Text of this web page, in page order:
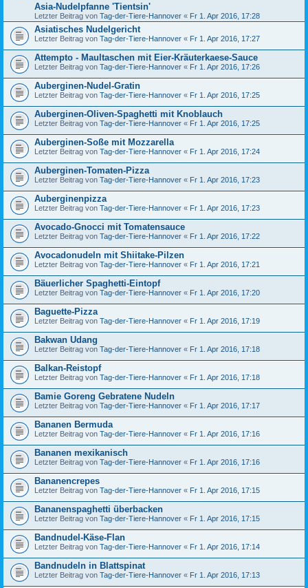
Asia-Nudelpfanne 'Tientsin'
Letzter Beitrag von Tag-der-Tiere-Hannover « Fr 1. Apr 2016, 17:28
Asiatisches Nudelgericht
Letzter Beitrag von Tag-der-Tiere-Hannover « Fr 1. Apr 2016, 17:27
Attempto - Maultaschen mit Eier-Kräuterkaese-Sauce
Letzter Beitrag von Tag-der-Tiere-Hannover « Fr 1. Apr 2016, 17:26
Auberginen-Nudel-Gratin
Letzter Beitrag von Tag-der-Tiere-Hannover « Fr 1. Apr 2016, 17:25
Auberginen-Oliven-Spaghetti mit Knoblauch
Letzter Beitrag von Tag-der-Tiere-Hannover « Fr 1. Apr 2016, 17:25
Auberginen-Soße mit Mozzarella
Letzter Beitrag von Tag-der-Tiere-Hannover « Fr 1. Apr 2016, 17:24
Auberginen-Tomaten-Pizza
Letzter Beitrag von Tag-der-Tiere-Hannover « Fr 1. Apr 2016, 17:23
Auberginenpizza
Letzter Beitrag von Tag-der-Tiere-Hannover « Fr 1. Apr 2016, 17:23
Avocado-Gnocci mit Tomatensauce
Letzter Beitrag von Tag-der-Tiere-Hannover « Fr 1. Apr 2016, 17:22
Avocadonudeln mit Shiitake-Pilzen
Letzter Beitrag von Tag-der-Tiere-Hannover « Fr 1. Apr 2016, 17:21
Bäuerlicher Spaghetti-Eintopf
Letzter Beitrag von Tag-der-Tiere-Hannover « Fr 1. Apr 2016, 17:20
Baguette-Pizza
Letzter Beitrag von Tag-der-Tiere-Hannover « Fr 1. Apr 2016, 17:19
Bakwan Udang
Letzter Beitrag von Tag-der-Tiere-Hannover « Fr 1. Apr 2016, 17:18
Balkan-Reistopf
Letzter Beitrag von Tag-der-Tiere-Hannover « Fr 1. Apr 2016, 17:18
Bamie Goreng Gebratene Nudeln
Letzter Beitrag von Tag-der-Tiere-Hannover « Fr 1. Apr 2016, 17:17
Bananen Bermuda
Letzter Beitrag von Tag-der-Tiere-Hannover « Fr 1. Apr 2016, 17:16
Bananen mexikanisch
Letzter Beitrag von Tag-der-Tiere-Hannover « Fr 1. Apr 2016, 17:16
Bananencrepes
Letzter Beitrag von Tag-der-Tiere-Hannover « Fr 1. Apr 2016, 17:15
Bananenspaghetti überbacken
Letzter Beitrag von Tag-der-Tiere-Hannover « Fr 1. Apr 2016, 17:15
Bandnudel-Käse-Flan
Letzter Beitrag von Tag-der-Tiere-Hannover « Fr 1. Apr 2016, 17:14
Bandnudeln in Blattspinat
Letzter Beitrag von Tag-der-Tiere-Hannover « Fr 1. Apr 2016, 17:13